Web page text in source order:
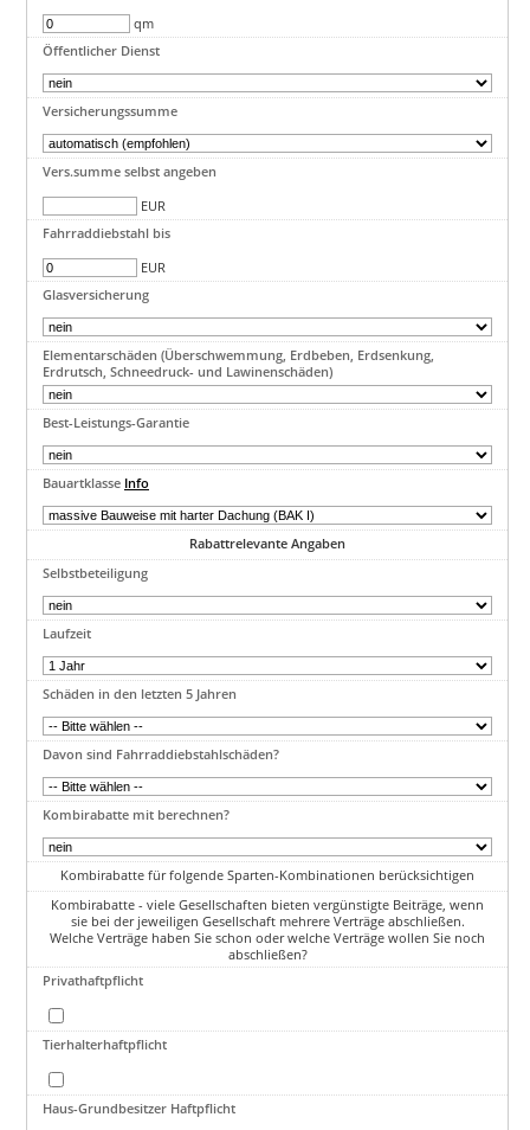
qm
Öffentlicher Dienst
Versicherungssumme
Vers.summe selbst angeben
EUR
Fahrraddiebstahl bis
EUR
Glasversicherung
Elementarschäden (Überschwemmung, Erdbeben, Erdsenkung,
Erdrutsch, Schneedruck- und Lawinenschäden)
Best-Leistungs-Garantie
Bauartklasse Info
Rabattrelevante Angaben
Selbstbeteiligung
Laufzeit
Schäden in den letzten 5 Jahren
Davon sind Fahrraddiebstahlschäden?
Kombirabatte mit berechnen?
Kombirabatte für folgende Sparten-Kombinationen berücksichtigen
Kombirabatte - viele Gesellschaften bieten vergünstigte Beiträge, wenn
sie bei der jeweiligen Gesellschaft mehrere Verträge abschließen.
Welche Verträge haben Sie schon oder welche Verträge wollen Sie noch
abschließen?
Privathaftpflicht
Tierhalterhaftpflicht
Haus-Grundbesitzer Haftpflicht